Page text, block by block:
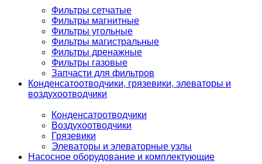
Фильтры сетчатые
Фильтры магнитные
Фильтры угольные
Фильтры магистральные
Фильтры дренажные
Фильтры газовые
Запчасти для фильтров
Конденсатоотводчики, грязевики, элеваторы и
воздухоотводчики
Конденсатоотводчики
Воздухоотводчики
Грязевики
Элеваторы и элеваторные узлы
Насосное оборудование и комплектующие